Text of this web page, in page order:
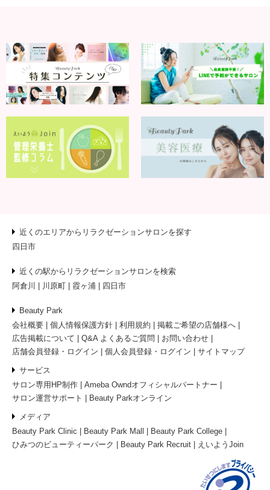
近くのエリアからリラクゼーションサロンを探す
四日市
近くの駅からリラクゼーションサロンを検索
阿倉川
川原町 霞ヶ浦 四日市
Beauty Park
会社概要
個人情報保護方針 利用規約
掲載ご希望の店舗様へ
広告掲載について
Q&A よくあるご質問
お問い合わせ
店舗会員登録・ログイン
個人会員登録・ログイン サイトマップ
サービス
サロン専用HP制作
Ameba Owndオフィシャルパートナー
サロン運営サポート
Beauty Parkオンライン
メディア
Beauty Park Clinic
Beauty Park Mall
Beauty Park College
ひみつのビューティーパーク
Beauty Park Recruit えいようJoin